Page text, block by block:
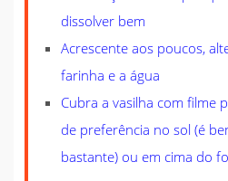
dissolver bem
Acrescente aos poucos,
farinha e a água
Cubra a vasilha com filme
de preferência no sol (é
bastante) ou em cima do